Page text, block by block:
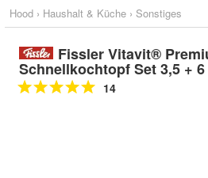
Hood › Haushalt & Küche › Sonstiges
Fissler Vitavit®
Schnellkochtopf Set 3,5 +
14